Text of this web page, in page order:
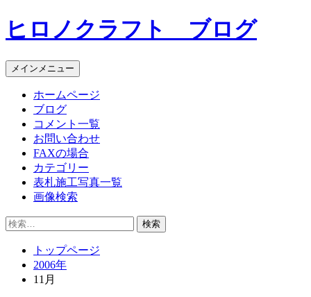
コ
ン
ン
ツ
ヒロノクラフト ブログ
メインメニュー
ホームページ
ブログ
コメント一覧
お問い合わせ
FAXの場合
カテゴリー
表札施工写真一覧
画像検索
検
トップページ
2006年
11月